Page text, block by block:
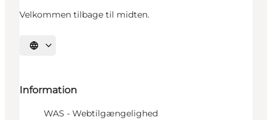
Velkommen tilbage til midten.
Vælg sprog
Information
WAS - Webtilgængelighed